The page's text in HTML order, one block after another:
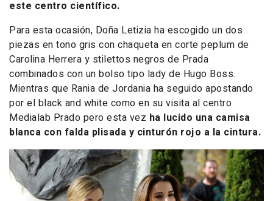
este centro científico.
Para esta ocasión, Doña Letizia ha escogido un dos
piezas en tono gris con chaqueta en corte peplum de
Carolina Herrera y stilettos negros de Prada
combinados con un bolso tipo lady de Hugo Boss.
Mientras que Rania de Jordania ha seguido apostando
por el black and white como en su visita al centro
Medialab Prado pero esta vez ha lucido una camisa
blanca con falda plisada y cinturón rojo a la cintura.